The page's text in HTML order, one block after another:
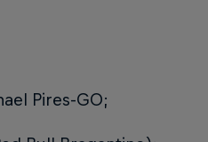
Pires-GO;